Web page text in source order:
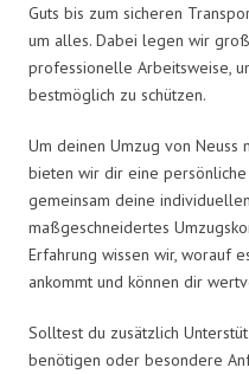
Guts bis zum sicheren
um alles. Dabei legen wir
professionelle Arbeitsweise,
bestmöglich zu schützen.
Um deinen Umzug von Neuss
bieten wir dir eine
gemeinsam deine
maßgeschneidertes
Erfahrung wissen wir, worauf
ankommt und können dir
Solltest du zusätzlich
benötigen oder besondere